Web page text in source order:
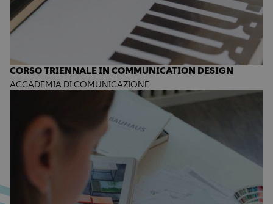
CORSO TRIENNALE IN COMMUNICATION DESIGN
ACCADEMIA DI COMUNICAZIONE